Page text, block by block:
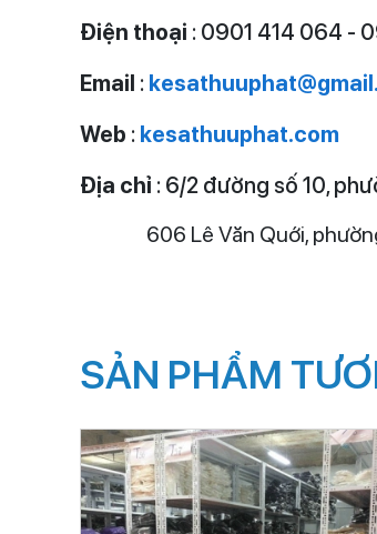
Điện thoại : 0901 414 064 -
Email :
Web : kesathuuphat.com
Địa chỉ : 6/2 đường số 10,
606 Lê Văn Quới, phường
SẢN PHẨM